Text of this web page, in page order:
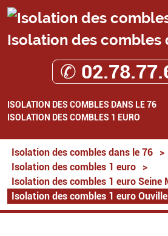
Isolation des combles
✆
ISOLATION DES COMBLES DANS LE 76
ISOLATION DES COMBLES 1 EURO
Isolation des combles dans le 76
>
Isolation des combles 1 euro
>
Isolation des combles 1 euro Seine
Isolation des combles 1 euro